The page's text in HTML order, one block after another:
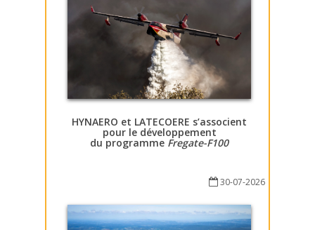
HYNAERO et LATECOERE s’associent
pour le développement
du programme Fregate-F100
30-07-2026